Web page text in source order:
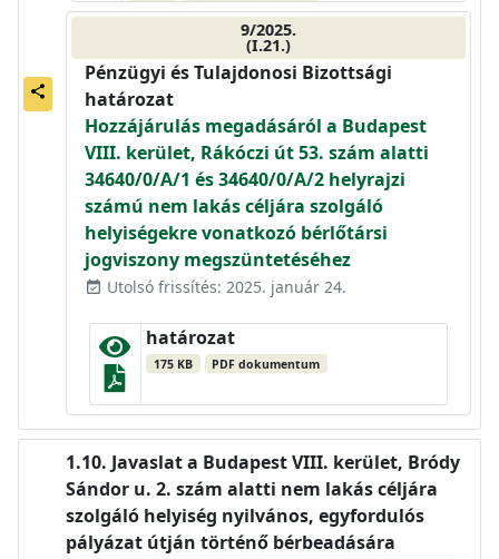
share
9/2025.
(I.21.)
Pénzügyi és Tulajdonosi Bizottsági
határozat
Hozzájárulás megadásáról a Budapest
VIII. kerület, Rákóczi út 53. szám alatti
34640/0/A/1 és 34640/0/A/2 helyrajzi
számú nem lakás céljára szolgáló
helyiségekre vonatkozó bérlőtársi
jogviszony megszüntetéséhez
event_available Utolsó frissítés: 2025. január 24.
határozat
175 KB PDF dokumentum
Javaslat a Budapest VIII. kerület, Bródy
Sándor u. 2. szám alatti nem lakás céljára
szolgáló helyiség nyilvános, egyfordulós
pályázat útján történő bérbeadására